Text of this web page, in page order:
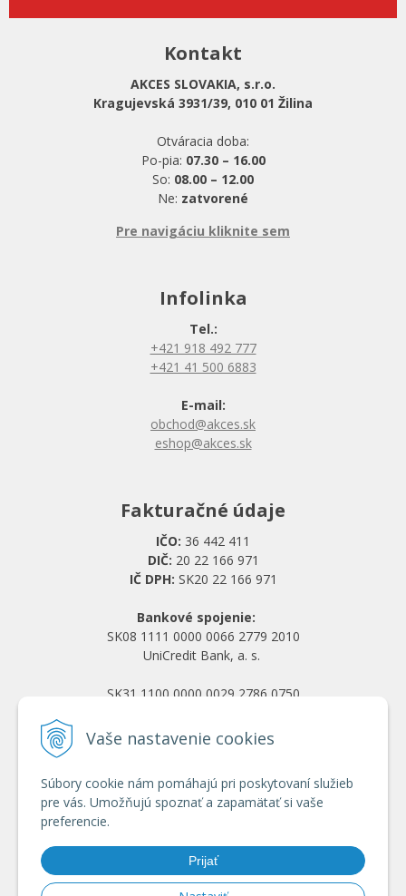
Vaše nastavenie cookies
Súbory cookie nám pomáhajú pri poskytovaní služieb
pre vás. Umožňujú spoznať a zapamätať si vaše
preferencie.
Prijať
Kontakt
AKCES SLOVAKIA, s.r.o.
Kragujevská 3931/39, 010 01 Žilina
Otváracia doba:
Po-pia: 07.30 – 16.00
So: 08.00 – 12.00
Ne: zatvorené
Pre navigáciu kliknite sem
Infolinka
Tel.:
+421 918 492 777
+421 41 500 6883
E-mail:
obchod@akces.sk
eshop@akces.sk
Fakturačné údaje
IČO: 36 442 411
DIČ: 20 22 166 971
IČ DPH: SK20 22 166 971
Bankové spojenie:
SK08 1111 0000 0066 2779 2010
UniCredit Bank, a. s.
SK31 1100 0000 0029 2786 0750
Obchodné podmienky
Ochrana osobných údajov
Doprava a platba
Registrácia veľkoobchod